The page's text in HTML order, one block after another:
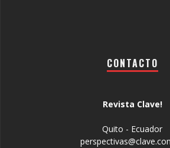
CONTACTO
Revista Clave!
Quito - Ecuador